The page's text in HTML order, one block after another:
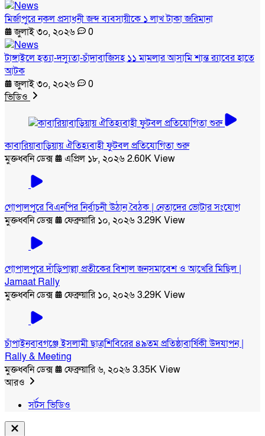
মির্জাপুরে নকল প্রসাধনী জব্দ ব্যবসায়ীকে ১ লাখ টাকা জরিমানা
জুলাই ৩০, ২০২৬
0
টাঙ্গাইলে হত্যা-দস্যুতা-চাঁদাবাজিসহ ১১ মামলার আসামি শান্ত র‍্যাবের হাতে
আটক
জুলাই ৩০, ২০২৬
0
ভিডিও
কাবারিয়াবাড়িয়ায় ঐতিহ্যবাহী ফুটবল প্রতিযোগিতা শুরু
মুক্তধ্বনি ডেক্স
এপ্রিল ১৮, ২০২৬2.60K View
গোপালপুরে বিএনপির নির্বাচনী উঠান বৈঠক | নেতাদের ভোটার সংযোগ
মুক্তধ্বনি ডেক্স
ফেব্রুয়ারি ১০, ২০২৬3.29K View
গোপালপুরে দাঁড়িপাল্লা প্রতীকের বিশাল জনসমাবেশ ও আখেরি মিছিল |
Jamaat Rally
মুক্তধ্বনি ডেক্স
ফেব্রুয়ারি ১০, ২০২৬3.29K View
চাঁপাইনবাবগঞ্জে ইসলামী ছাত্রশিবিরের ৪৯তম প্রতিষ্ঠাবার্ষিকী উদযাপন |
Rally & Meeting
মুক্তধ্বনি ডেক্স
ফেব্রুয়ারি ৬, ২০২৬3.35K View
আরও
সর্টস ভিডিও